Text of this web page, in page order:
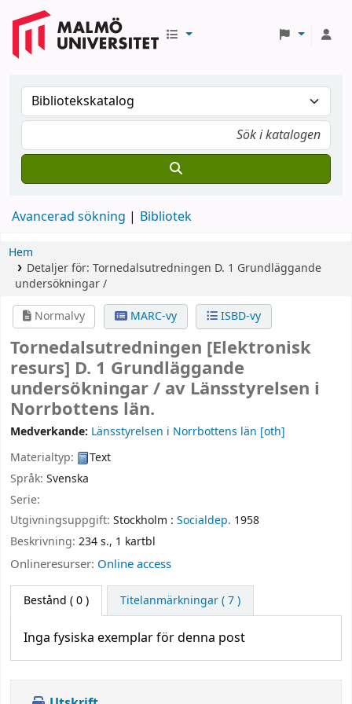
Avancerad sökning Bibliotek
Hem
Detaljer för: Tornedalsutredningen D. 1 Grundläggande
undersökningar /
Normalvy
MARC-vy ISBD-vy
Tornedalsutredningen [Elektronisk
resurs] D. 1 Grundläggande
undersökningar / av Länsstyrelsen i
Norrbottens län.
Medverkande: Länsstyrelsen i Norrbottens län [oth]
Materialtyp:
Text
Språk: Svenska
Serie:
Utgivningsuppgift: Stockholm : Socialdep. 1958
Beskrivning: 234 s., 1 kartbl
Onlineresurser: Online access
Bestånd ( 0 ) Titelanmärkningar ( 7 )
Inga fysiska exemplar för denna post